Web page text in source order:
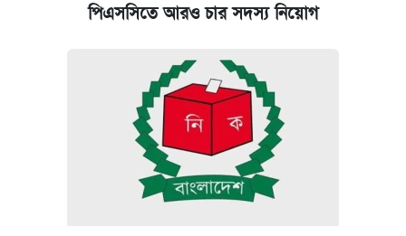
পিএসসিতে আরও চার সদস্য নিয়োগ